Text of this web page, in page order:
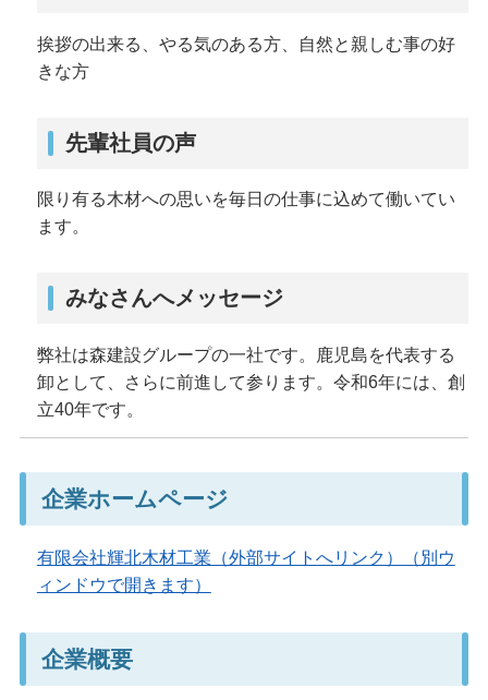
挨拶の出来る、やる気のある方、自然と親しむ事の好
きな方
先輩社員の声
限り有る木材への思いを毎日の仕事に込めて働いてい
ます。
みなさんへメッセージ
弊社は森建設グループの一社です。鹿児島を代表する
卸として、さらに前進して参ります。令和6年には、創
立40年です。
企業ホームページ
有限会社輝北木材工業（外部サイトへリンク）（別ウ
ィンドウで開きます）
企業概要